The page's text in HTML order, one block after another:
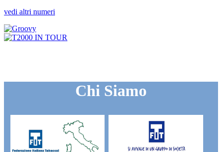
vedi altri numeri
Chi Siamo